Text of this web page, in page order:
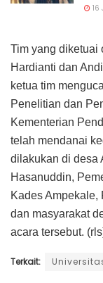
16
Tim yang diketuai
Hardianti dan
ketua tim
Penelitian dan
Kementerian
telah mendanai
dilakukan di desa
Hasanuddin,
Kades Ampekale,
dan masyarakat
acara tersebut.
Terkait: